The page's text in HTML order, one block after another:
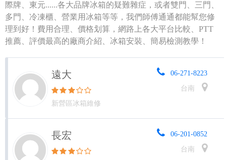
際牌、東元......各大品牌冰箱的疑難雜症，或者雙門、三門、
多門、冷凍櫃、營業用冰箱等等，我們師傅通通都能幫您修
理到好！費用合理、價格划算，網路上各大平台比較、PTT
推薦、評價最高的廠商介紹、冰箱安裝、簡易檢測教學！
遠大
新營區冰箱維修
06-271-8223
台南
長宏
06-201-0852
台南